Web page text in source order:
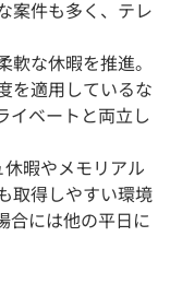
案件も多く、テレ
な休暇を推進。
を適用しているな
イベートと両立し
暇やメモリアル
取得しやすい環境
合には他の平日に